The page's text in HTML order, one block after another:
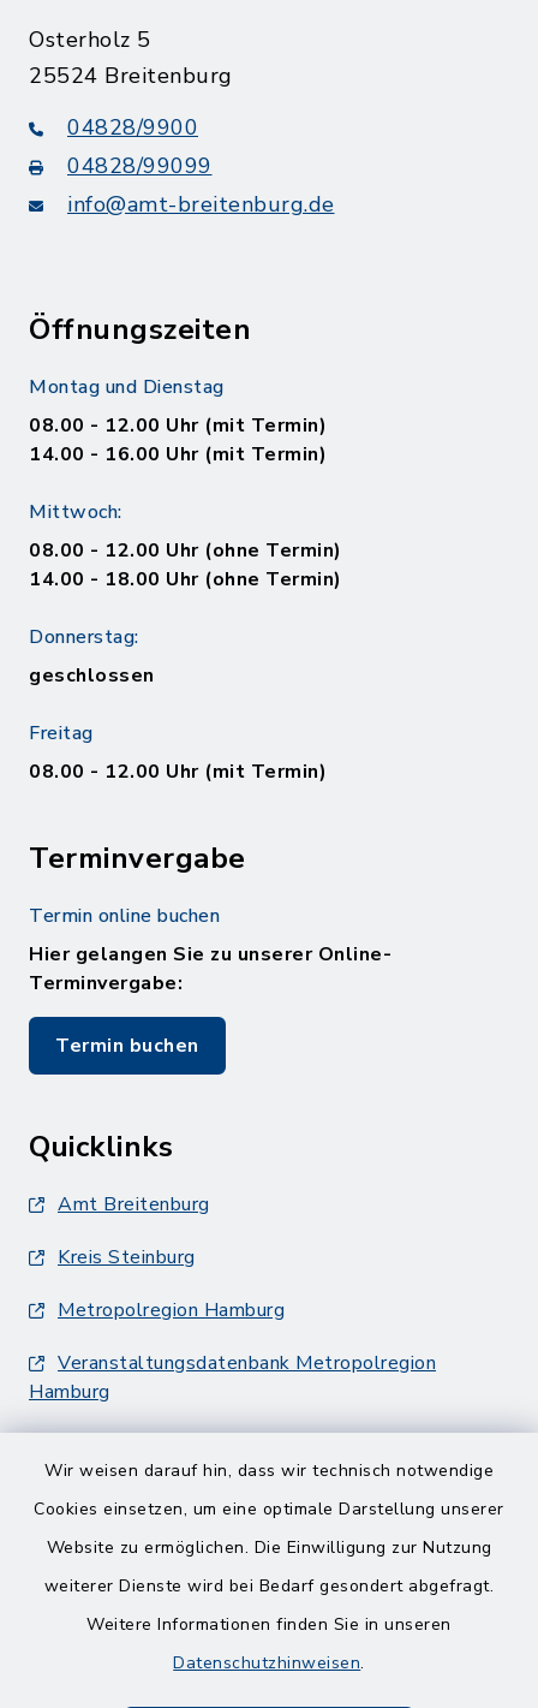
Wir weisen darauf hin, dass wir technisch notwendige
Cookies einsetzen, um eine optimale Darstellung unserer
Website zu ermöglichen. Die Einwilligung zur Nutzung
weiterer Dienste wird bei Bedarf gesondert abgefragt.
Weitere Informationen finden Sie in unseren
Datenschutzhinweisen.
Osterholz 5
25524 Breitenburg
04828/9900
04828/99099
info@amt-breitenburg.de
Öffnungszeiten
Montag und Dienstag
08.00 - 12.00 Uhr (mit Termin)
14.00 - 16.00 Uhr (mit Termin)
Mittwoch:
08.00 - 12.00 Uhr (ohne Termin)
14.00 - 18.00 Uhr (ohne Termin)
Donnerstag:
geschlossen
Freitag
08.00 - 12.00 Uhr (mit Termin)
Terminvergabe
Termin online buchen
Hier gelangen Sie zu unserer Online-
Terminvergabe:
Termin buchen
Quicklinks
Amt Breitenburg
Kreis Steinburg
Metropolregion Hamburg
Veranstaltungsdatenbank Metropolregion
Hamburg
Barrierefreiheit